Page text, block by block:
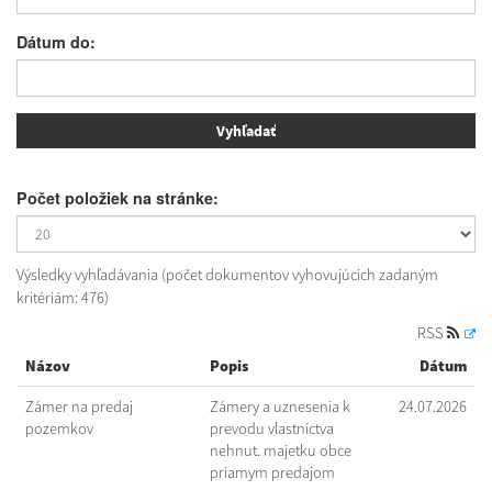
Dátum do:
Počet položiek na stránke:
Výsledky vyhľadávania (počet dokumentov vyhovujúcich zadaným
kritériám: 476)
RSS
Názov
Popis Dátum
Zámer na predaj
pozemkov
Zámery a uznesenia k
prevodu vlastníctva
nehnut. majetku obce
priamym predajom
24.07.2026